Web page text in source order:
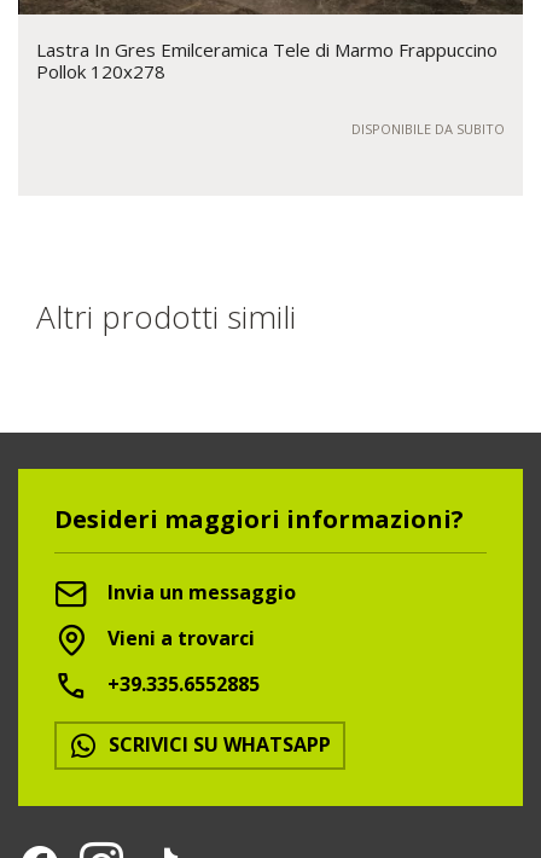
Lastra In Gres Emilceramica Tele di Marmo Frappuccino
Pollok 120x278
DISPONIBILE DA SUBITO
Altri prodotti simili
Desideri maggiori informazioni?
Invia un messaggio
Vieni a trovarci
+39.335.6552885
SCRIVICI SU WHATSAPP